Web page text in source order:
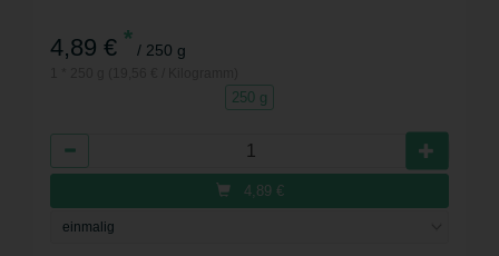
4,89 € * / 250 g
250 g
4,89 €